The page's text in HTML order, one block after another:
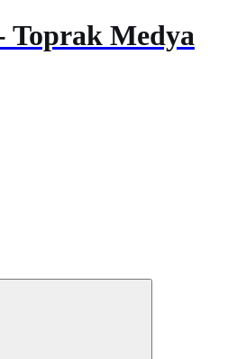
Toprak Medya